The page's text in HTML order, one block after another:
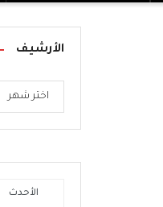
الأرشيف
الأحدث